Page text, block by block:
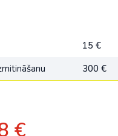
15 €
300 €
€